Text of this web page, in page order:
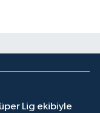
Lig ekibiyle